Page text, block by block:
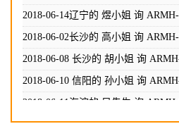
2018-06-14贵州的 周先生 询
2018-06-14辽宁的 煜小姐 询
2018-06-02长沙的 高小姐 询
2018-06-08 长沙的 胡小姐 询
2018-06-10 信阳的 孙小姐 询
2018-06-11海淀的 吴先生 询